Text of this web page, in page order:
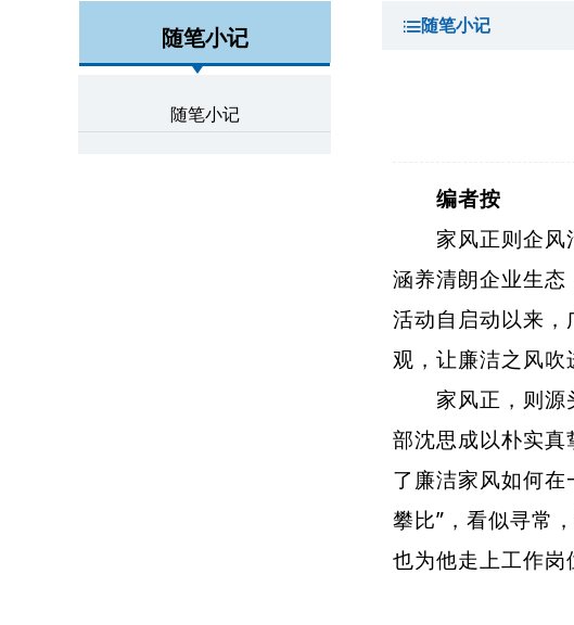
随笔小记
随笔小记
随笔小记
编者按
家风正则企风清
涵养清朗企业生态
活动自启动以来，
观，让廉洁之风吹
家风正，则源头
部沈思成以朴实
了廉洁家风如何在
攀比”，看似寻常
也为他走上工作岗